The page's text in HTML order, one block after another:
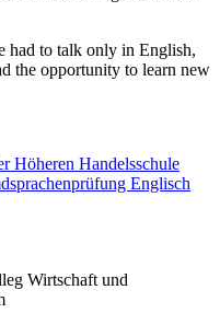
had to talk only in English,
the opportunity to learn new
Höheren Handelsschule
Englisch
Wirtschaft und